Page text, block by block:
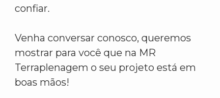
confiar.
Venha conversar conosco, queremos
mostrar para você que na MR
Terraplenagem o seu projeto está em
boas mãos!